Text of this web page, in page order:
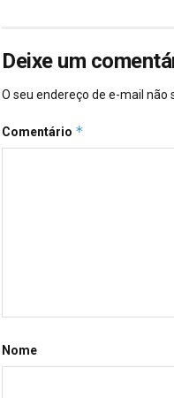
Deixe um
O seu endereço de e-mail não
Comentário *
Nome